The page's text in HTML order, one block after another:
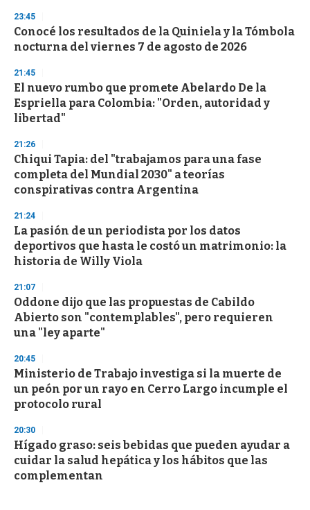
s
e
c
o
d
s
23:45
Conocé los resultados de la Quiniela y la Tómbola
nocturna del viernes 7 de agosto de 2026
21:45
El nuevo rumbo que promete Abelardo De la
Espriella para Colombia: "Orden, autoridad y
libertad"
21:26
Chiqui Tapia: del "trabajamos para una fase
completa del Mundial 2030" a teorías
conspirativas contra Argentina
21:24
La pasión de un periodista por los datos
deportivos que hasta le costó un matrimonio: la
historia de Willy Viola
21:07
Oddone dijo que las propuestas de Cabildo
Abierto son "contemplables", pero requieren
una "ley aparte"
20:45
Ministerio de Trabajo investiga si la muerte de
un peón por un rayo en Cerro Largo incumple el
protocolo rural
20:30
Hígado graso: seis bebidas que pueden ayudar a
cuidar la salud hepática y los hábitos que las
complementan